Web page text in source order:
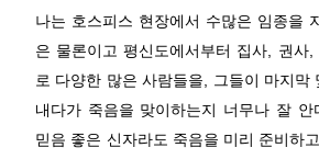
나는 호스피스 현장에서 수많은 임종을
은 물론이고 평신도에서부터 집사, 권사,
로 다양한 많은 사람들을, 그들이 마지막
내다가 죽음을 맞이하는지 너무나 잘 안
믿음 좋은 신자라도 죽음을 미리 준비하